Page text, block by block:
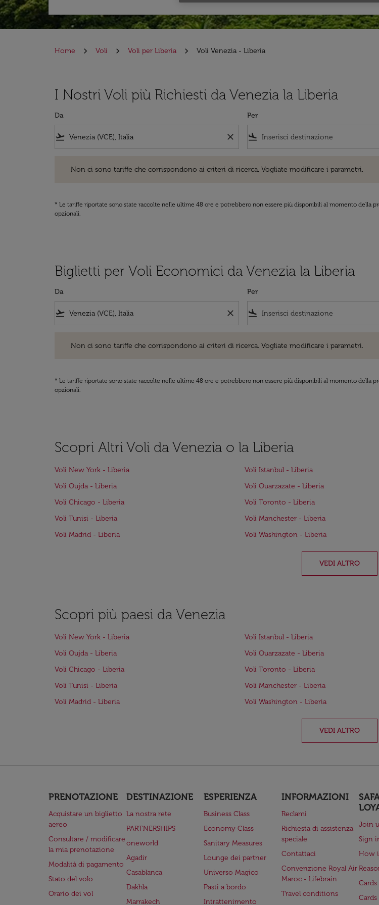
Home Voli Voli per Liberia Voli Venezia - Liberia
I Nostri Voli più Richiesti da Venezia la Liberia
Da
flight_takeoff close
Per
flight_land
Non ci sono tariffe che corrispondono ai criteri di ricerca. Vogliate modificare i parametri.
* Le tariffe riportate sono state raccolte nelle ultime 48 ore e potrebbero non essere più disponibili al momento della
opzionali.
Biglietti per Voli Economici da Venezia la Liberia
Da
flight_takeoff close
Per
flight_land
Non ci sono tariffe che corrispondono ai criteri di ricerca. Vogliate modificare i parametri.
* Le tariffe riportate sono state raccolte nelle ultime 48 ore e potrebbero non essere più disponibili al momento della
opzionali.
Scopri Altri Voli da Venezia o la Liberia
Voli New York - Liberia Voli Istanbul - Liberia
Voli Oujda - Liberia
Voli Ouarzazate - Liberia
Voli Chicago - Liberia
Voli Toronto - Liberia
Voli Tunisi - Liberia
Voli Manchester - Liberia
Voli Madrid - Liberia
Voli Washington - Liberia
VEDI ALTRO
Scopri più paesi da Venezia
Voli New York - Liberia Voli Istanbul - Liberia
Voli Oujda - Liberia
Voli Ouarzazate - Liberia
Voli Chicago - Liberia
Voli Toronto - Liberia
Voli Tunisi - Liberia
Voli Manchester - Liberia
Voli Madrid - Liberia
Voli Washington - Liberia
VEDI ALTRO
PRENOTAZIONE
Acquistare un biglietto
aereo
Consultare / modificare
la mia prenotazione
Modalità di pagamento
Stato del volo
Orario dei vol
DESTINAZIONE
La nostra rete
PARTNERSHIPS
oneworld
Agadir
Casablanca
Dakhla
Marrakech
ESPERIENZA
Business Class
Economy Class
Sanitary Measures
Lounge dei partner
Universo Magico
Pasti a bordo
Intrattenimento
INFORMAZIONI
Reclami
Richiesta di assistenza
speciale
Contattaci
Convenzione Royal Air
Maroc - Lifebrain
Travel conditions
Join
Sign
How